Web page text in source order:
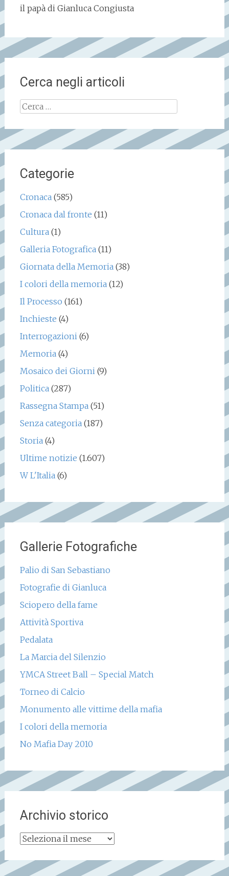
il papà di Gianluca Congiusta
Cerca negli articoli
Ricerca
Categorie
Cronaca(585)
Cronaca dal fronte (11)
Cultura(1)
Galleria Fotografica(11)
Giornata della Memoria(38)
I colori della memoria(12)
Il Processo (161)
Inchieste (4)
Interrogazioni(6)
Memoria(4)
Mosaico dei Giorni(9)
Politica(287)
Rassegna Stampa(51)
Senza categoria(187)
Storia(4)
Ultime notizie (1.607)
W L'Italia(6)
Gallerie Fotografiche
Palio di San Sebastiano
Fotografie di Gianluca
Sciopero della fame
Attività Sportiva
Pedalata
La Marcia del Silenzio
YMCA Street Ball – Special Match
Torneo di Calcio
Monumento alle vittime della mafia
I colori della memoria
No Mafia Day 2010
Archivio storico
Archivio